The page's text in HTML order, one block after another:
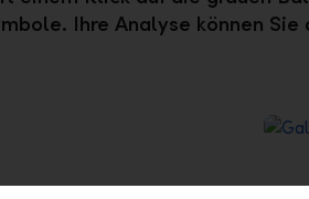
Ihre Analyse können